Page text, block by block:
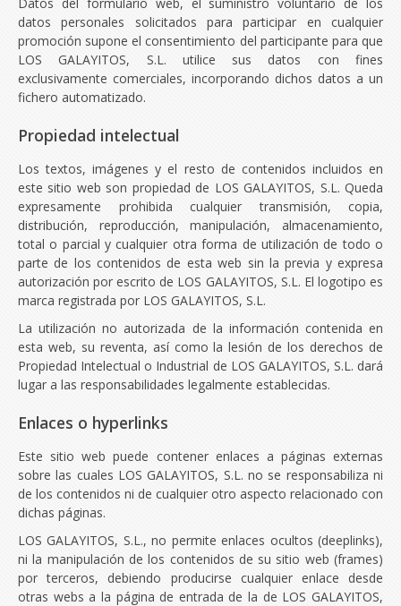
datos personales solicitados para participar en cualquier
promoción supone el consentimiento del participante para que
LOS GALAYITOS, S.L. utilice sus datos con fines
exclusivamente comerciales, incorporando dichos datos a un
fichero automatizado.
Propiedad intelectual
Los textos, imágenes y el resto de contenidos incluidos en
este sitio web son propiedad de LOS GALAYITOS, S.L. Queda
expresamente prohibida cualquier transmisión, copia,
distribución, reproducción, manipulación, almacenamiento,
total o parcial y cualquier otra forma de utilización de todo o
parte de los contenidos de esta web sin la previa y expresa
autorización por escrito de LOS GALAYITOS, S.L. El logotipo es
marca registrada por LOS GALAYITOS, S.L.
La utilización no autorizada de la información contenida en
esta web, su reventa, así como la lesión de los derechos de
Propiedad Intelectual o Industrial de LOS GALAYITOS, S.L. dará
lugar a las responsabilidades legalmente establecidas.
Enlaces o hyperlinks
Este sitio web puede contener enlaces a páginas externas
sobre las cuales LOS GALAYITOS, S.L. no se responsabiliza ni
de los contenidos ni de cualquier otro aspecto relacionado con
dichas páginas.
LOS GALAYITOS, S.L., no permite enlaces ocultos (deeplinks),
ni la manipulación de los contenidos de su sitio web (frames)
por terceros, debiendo producirse cualquier enlace desde
otras webs a la página de entrada de la de LOS GALAYITOS,